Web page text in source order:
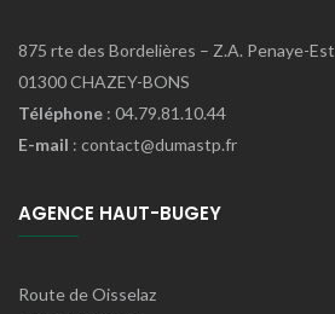
875 rte des Bordelières – Z.A. Penaye-Est
01300 CHAZEY-BONS
Téléphone : 04.79.81.10.44
E-mail : contact@dumastp.fr
AGENCE HAUT-BUGEY
Route de Oisselaz